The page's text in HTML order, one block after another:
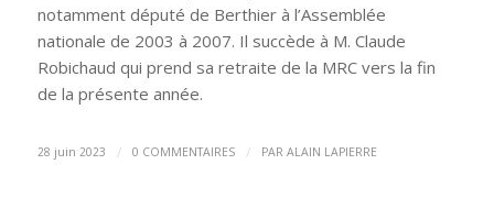
notamment député de Berthier à l’Assemblée
nationale de 2003 à 2007. Il succède à M. Claude
Robichaud qui prend sa retraite de la MRC vers la fin
de la présente année.
28 juin 2023 / 0 COMMENTAIRES / PAR ALAIN LAPIERRE